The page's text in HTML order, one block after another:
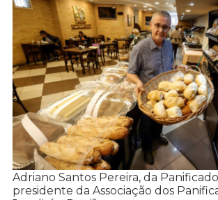
Adriano Santos Pereira, da
presidente da Associação dos